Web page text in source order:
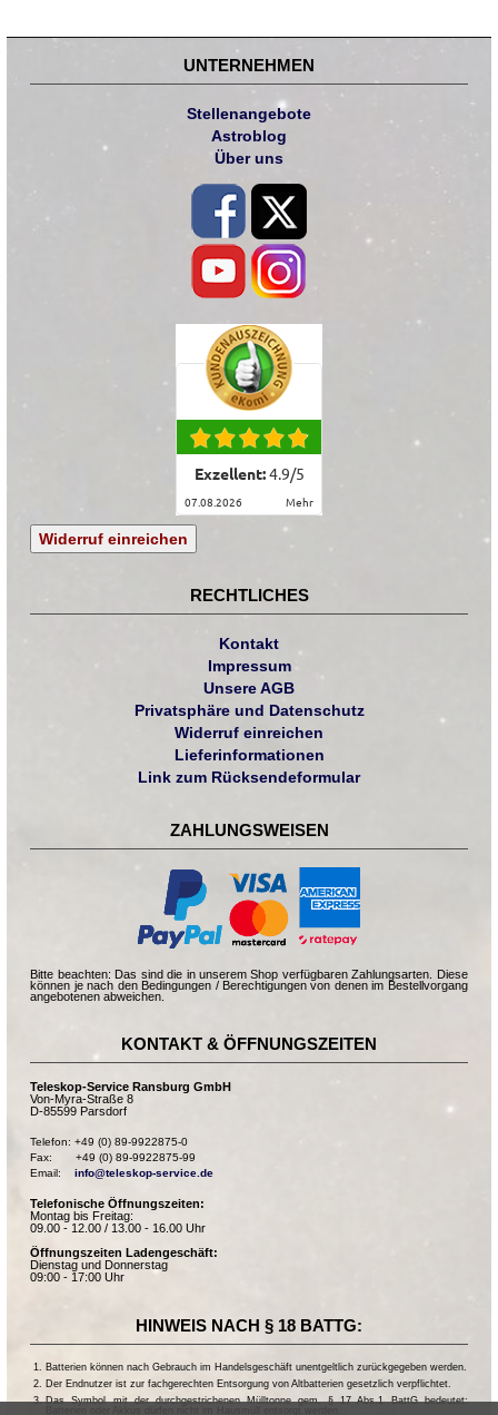
UNTERNEHMEN
Stellenangebote
Astroblog
Über uns
Exzellent:4.9/5
07.08.2026 mehr
Widerruf einreichen
RECHTLICHES
Kontakt
Impressum
Unsere AGB
Privatsphäre und Datenschutz
Widerruf einreichen
Lieferinformationen
Link zum Rücksendeformular
ZAHLUNGSWEISEN
Bitte beachten: Das sind die in unserem Shop verfügbaren Zahlungsarten. Diese
können je nach den Bedingungen / Berechtigungen von denen im Bestellvorgang
angebotenen abweichen.
KONTAKT & ÖFFNUNGSZEITEN
Teleskop-Service Ransburg GmbH
Von-Myra-Straße 8
D-85599 Parsdorf
Telefon: +49 (0) 89-9922875-0
Fax:       +49 (0) 89-9922875-99
Email: info@teleskop-service.de
Telefonische Öffnungszeiten:
Montag bis Freitag:
09.00 - 12.00 / 13.00 - 16.00 Uhr
Öffnungszeiten Ladengeschäft:
Dienstag und Donnerstag
09:00 - 17:00 Uhr
HINWEIS NACH § 18 BATTG:
Batterien können nach Gebrauch im Handelsgeschäft unentgeltlich zurückgegeben werden.
Der Endnutzer ist zur fachgerechten Entsorgung von Altbatterien gesetzlich verpflichtet.
Das Symbol mit der durchgestrichenen Mülltonne gem. § 17 Abs.1 BattG bedeutet: